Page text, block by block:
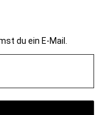
du ein E-Mail.